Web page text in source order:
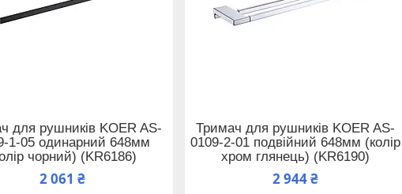
для рушників KOER AS-
1-05 одинарний 648мм
чорний) (KR6186)
2 061 ₴
Тримач для рушників KOER AS-
0109-2-01 подвійний 648мм (колір
хром глянець) (KR6190)
2 944 ₴